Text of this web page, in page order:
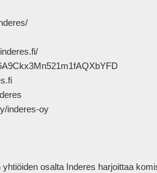
inderes-oy
osalta Inderes harjoittaa